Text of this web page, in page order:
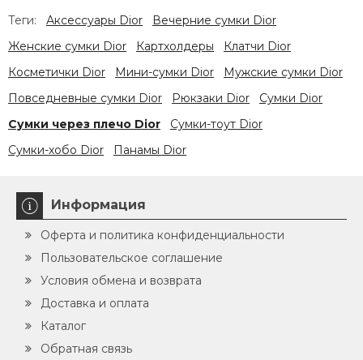
Теги: Аксессуары Dior
Вечерние сумки Dior
Женские сумки Dior
Картхолдеры
Клатчи Dior
Косметички Dior
Мини-сумки Dior
Мужские сумки Dior
Повседневные сумки Dior
Рюкзаки Dior
Сумки Dior
Сумки через плечо Dior
Сумки-тоут Dior
Сумки-хобо Dior
Панамы Dior
Информация
Оферта и политика конфиденциальности
Пользовательское соглашение
Условия обмена и возврата
Доставка и оплата
Каталог
Обратная связь